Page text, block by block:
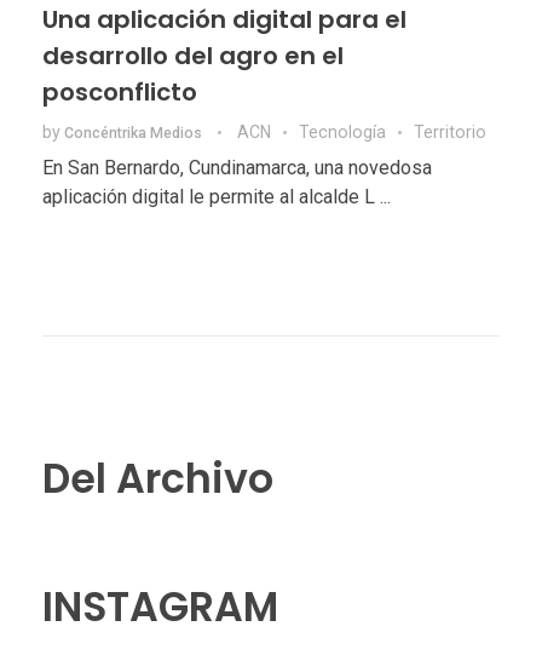
Una aplicación digital para el
desarrollo del agro en el
posconflicto
by Concéntrika Medios ACN Tecnologí­a Territorio
En San Bernardo, Cundinamarca, una novedosa
aplicación digital le permite al alcalde L ...
Del Archivo
INSTAGRAM